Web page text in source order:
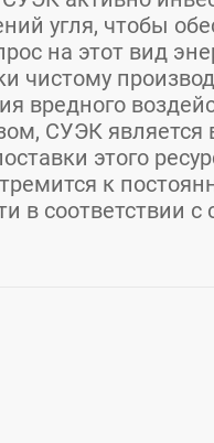
угля, чтобы
на этот вид
чистому
вредного
СУЭК
этого
к
в соответствии